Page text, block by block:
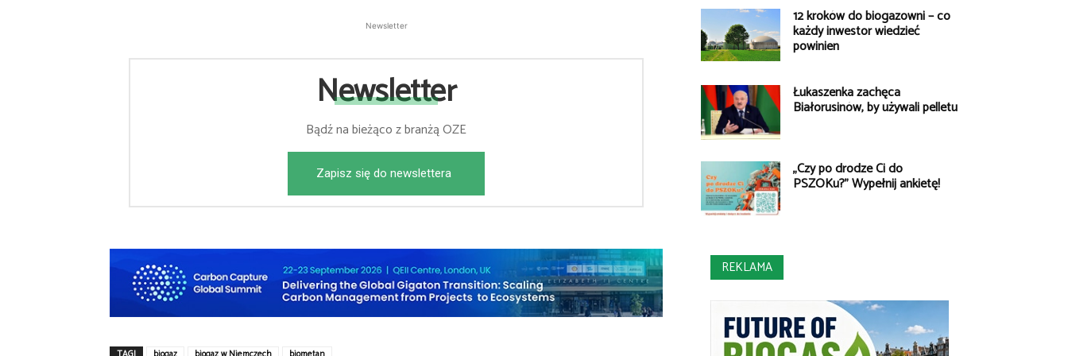
Newsletter
Newsletter
Bądź na bieżąco z branżą OZE
Zapisz się do newslettera
12 kroków do biogazowni – co
każdy inwestor wiedzieć
powinien
Łukaszenka zachęca
Białorusinów, by używali pelletu
„Czy po drodze Ci do
PSZOKu?” Wypełnij ankietę!
REKLAMA